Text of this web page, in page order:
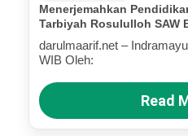
Menerjemahkan
Tarbiyah Rosululloh SAW
Terluka (Bagian IV)
darulmaarif.net –
WIB Oleh:
Read